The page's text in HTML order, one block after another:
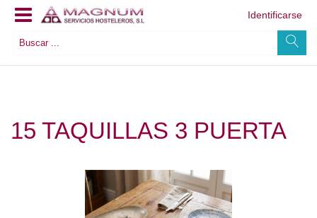
Identificarse
15 TAQUILLAS 3 PUERTA